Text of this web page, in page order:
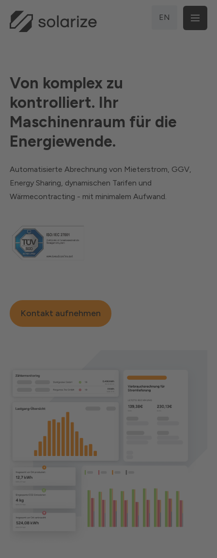
EN
Von komplex zu
kontrolliert. Ihr
Maschinenraum für die
Energiewende.
Automatisierte Abrechnung von Mieterstrom, GGV,
Energy Sharing, dynamischen Tarifen und
Wärmecontracting - mit minimalem Aufwand.
Kontakt aufnehmen